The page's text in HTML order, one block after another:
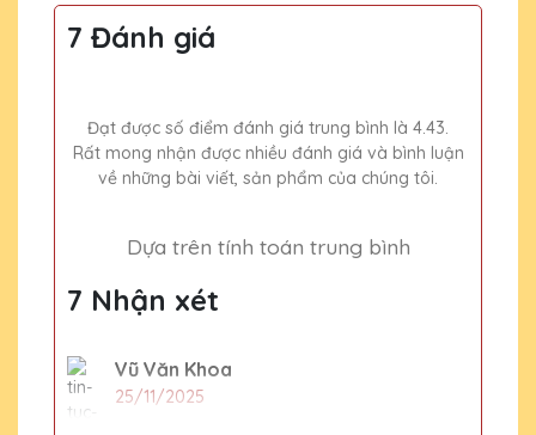
7 Đánh giá
Đạt được số điểm đánh giá trung bình là 4.43.
Rất mong nhận được nhiều đánh giá và bình luận
về những bài viết, sản phẩm của chúng tôi.
Dựa trên tính toán trung bình
7 Nhận xét
Vũ Văn Khoa
25/11/2025